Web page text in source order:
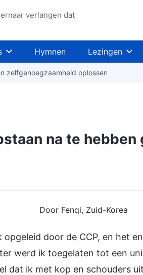
verlangen dat
Hymnen Lezingen
zelfgenoegzaamheid oplossen
na te hebben
Door Fenqi, Zuid-Korea
door de CCP, en het
werd ik toegelaten tot een
dat ik met kop en schouders